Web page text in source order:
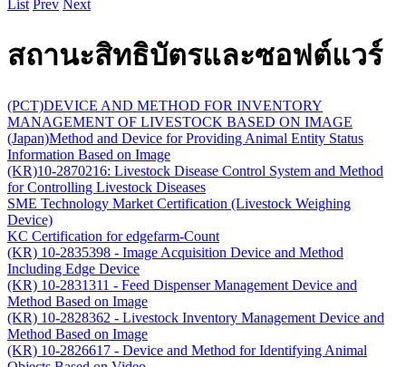
List Prev Next
สถานะสิทธิบัตรและซอฟต์แวร์
(PCT)DEVICE AND METHOD FOR INVENTORY
MANAGEMENT OF LIVESTOCK BASED ON IMAGE
(Japan)Method and Device for Providing Animal Entity Status
Information Based on Image
(KR)10-2870216: Livestock Disease Control System and Method
for Controlling Livestock Diseases
SME Technology Market Certification (Livestock Weighing
Device)
KC Certification for edgefarm-Count
(KR) 10-2835398 - Image Acquisition Device and Method
Including Edge Device
(KR) 10-2831311 - Feed Dispenser Management Device and
Method Based on Image
(KR) 10-2828362 - Livestock Inventory Management Device and
Method Based on Image
(KR) 10-2826617 - Device and Method for Identifying Animal